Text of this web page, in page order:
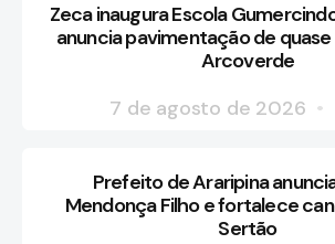
Zeca inaugura Escola
anuncia pavimentação de
Arcoverde
7 de agosto de 2026
Prefeito de Araripina
Mendonça Filho e fortalece
Sertão